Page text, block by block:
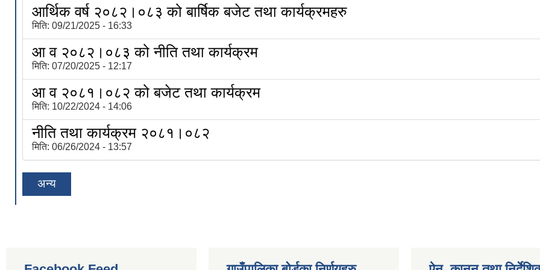
आर्थिक वर्ष २०८२।०८३ को बार्षिक बजेट तथा कार्यक्रमहरु
मिति: 09/21/2025 - 16:33
आ व २०८२।०८३ को नीति तथा कार्यक्रम
मिति: 07/20/2025 - 12:17
आ व २०८१।०८२ को बजेट तथा कार्यक्रम
मिति: 10/22/2024 - 14:06
नीति तथा कार्यक्रम २०८१।०८२
मिति: 06/26/2024 - 13:57
अन्य